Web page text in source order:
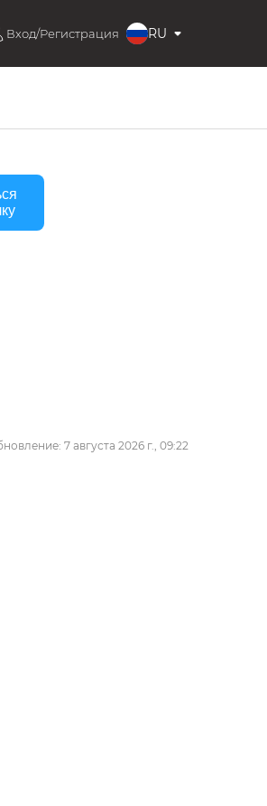
Вход/Регистрация RU
7 августа 2026 г., 09:22